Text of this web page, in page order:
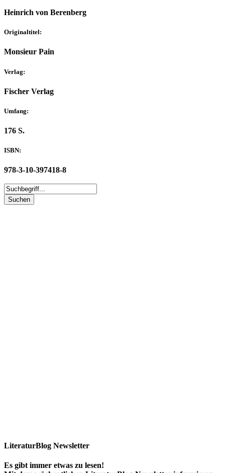
Heinrich von Berenberg
Originaltitel:
Monsieur Pain
Verlag:
Fischer Verlag
Umfang:
176 S.
ISBN:
978-3-10-397418-8
LiteraturBlog Newsletter
Es gibt immer etwas zu lesen!